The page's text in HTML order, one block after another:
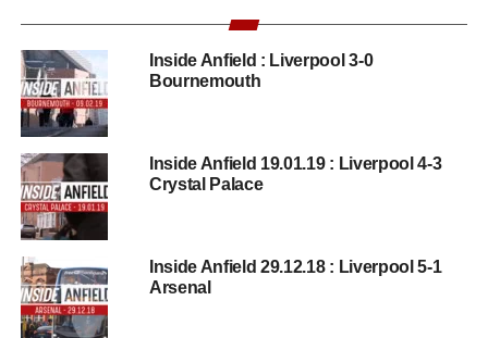
Inside Anfield : Liverpool 3-0
Bournemouth
Inside Anfield 19.01.19 : Liverpool 4-3
Crystal Palace
Inside Anfield 29.12.18 : Liverpool 5-1
Arsenal